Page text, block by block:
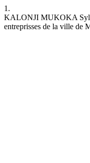
1.
KALONJI MUKOKA
entreprisses de la ville de